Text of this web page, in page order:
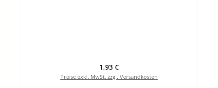
Regulärer Preis:
1,93 €
Preise exkl. MwSt. zzgl. Versandkosten